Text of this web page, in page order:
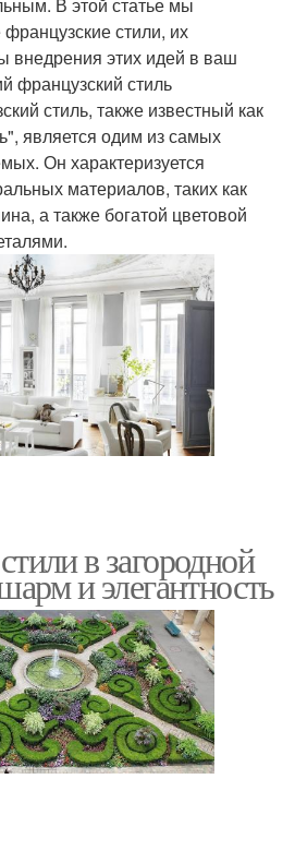
В этой статье мы
стили, их
внедрения этих идей в ваш
французский стиль
стиль, также известный как
является одим из самых
Он характеризуется
материалов, таких как
а также богатой цветовой
в загородной
и элегантность